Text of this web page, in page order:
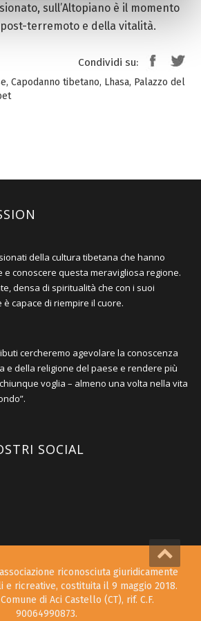
sull’Altopiano è il momento
terremoto e della vitalità.
Condividi su:
, Capodanno tibetano, Lhasa, Palazzo del
della cultura tibetana che hanno
e conoscere questa meravigliosa regione.
densa di spiritualità che con i suoi
capace di riempire il cuore.
cercheremo agevolare la conoscenza
e della religione del paese e rendere più
voglia – almeno una volta nella vita
SOCIAL
riconosciuta giuridicamente
ricreative, costituita il 9 maggio 2018.
di Aci Castello (CT), rif. C.F.
90064990873.